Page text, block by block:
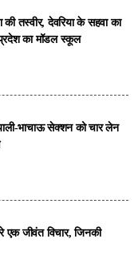
की तस्वीर, देवरिया के सहवा का
प्रदेश का मॉडल स्कूल
भाचाऊ सेक्शन को चार लेन
एक जीवंत विचार, जिनकी